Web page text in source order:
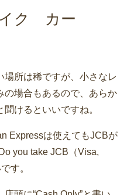
ク カー
場所は稀ですが、小さなレ
の場合もあるので、あらか
けるといいですね。
Expressは使えてもJCBが
you take JCB（Visa,
す。